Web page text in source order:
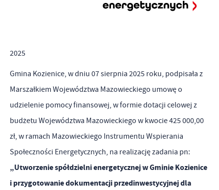
2025
Gmina Kozienice, w dniu 07 sierpnia 2025 roku, podpisała z
Marszałkiem Województwa Mazowieckiego umowę o
udzielenie pomocy finansowej, w formie dotacji celowej z
budżetu Województwa Mazowieckiego w kwocie 425 000,00
zł, w ramach Mazowieckiego Instrumentu Wspierania
Społeczności Energetycznych, na realizację zadania pn:
„Utworzenie spółdzielni energetycznej w Gminie Kozienice
i przygotowanie dokumentacji przedinwestycyjnej dla
strona, z której korzystasz, może działać bez zakłóceń.
Funkcjonalne i personalizacyjne
personalizację określonych funkcjonalności czy prezentowanych
Dzięki tym plikom cookies możemy zapewnić Ci większy komfort
korzystania z funkcjonalności naszej strony poprzez dopasowanie
jej do Twoich indywidualnych preferencji. Wyrażenie zgody na
funkcjonalne i personalizacyjne pliki cookies gwarantuje
dostępność większej ilości funkcji na stronie.
Analityczne
Analityczne pliki cookies pomagają nam rozwijać się i
dostosowywać do Twoich potrzeb.
Cookies analityczne pozwalają na uzyskanie informacji w zakresie
Więcej